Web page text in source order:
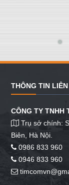
THÔNG TIN
CÔNG TY TNHH
Trụ sở chính:
Biên, Hà Nội.
0986 833 960
0946 833 960